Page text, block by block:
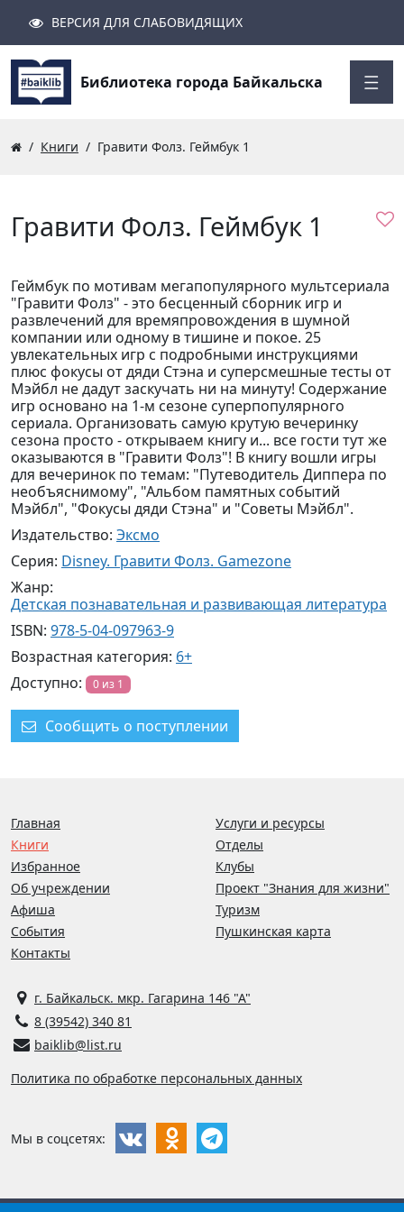
Гравити Фолз. Геймбук 1
Геймбук по мотивам мегапопулярного мультсериала
"Гравити Фолз" - это бесценный сборник игр и
развлечений для времяпровождения в шумной
компании или одному в тишине и покое. 25
увлекательных игр с подробными инструкциями
плюс фокусы от дяди Стэна и суперсмешные тесты от
Мэйбл не дадут заскучать ни на минуту! Содержание
игр основано на 1-м сезоне суперпопулярного
сериала. Организовать самую крутую вечеринку
сезона просто - открываем книгу и... все гости тут же
оказываются в "Гравити Фолз"! В книгу вошли игры
для вечеринок по темам: "Путеводитель Диппера по
необъяснимому", "Альбом памятных событий
Мэйбл", "Фокусы дяди Стэна" и "Советы Мэйбл".
Издательство: Эксмо
Серия: Disney. Гравити Фолз. Gamezone
Жанр:
Детская познавательная и развивающая литература
ISBN: 978-5-04-097963-9
Возрастная категория: 6+
Доступно:
0 из 1
Сообщить о поступлении
Поиск
Найти
ВЕРСИЯ ДЛЯ СЛАБОВИДЯЩИХ
Библиотека города Байкальска
Книги Гравити Фолз. Геймбук 1
г. Байкальск. мкр. Гагарина 146 "А"
8 (39542) 340 81
baiklib@list.ru
Политика по обработке персональных данных
Главная
Книги
Избранное
Об учреждении
Афиша
События
Контакты
Услуги и ресурсы
Отделы
Клубы
Проект "Знания для жизни"
Туризм
Пушкинская карта
Мы в соцсетях: